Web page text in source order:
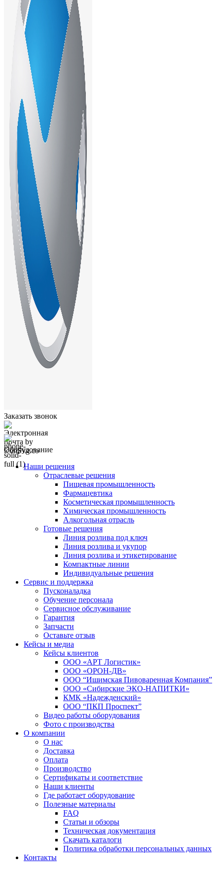
Заказать звонок
Оборудование
Наши решения
Отраслевые решения
Пищевая промышленность
Фармацевтика
Косметическая промышленность
Химическая промышленность
Алкогольная отрасль
Готовые решения
Линия розлива под ключ
Линия розлива и укупор
Линия розлива и этикетирование
Компактные линии
Индивидуальные решения
Сервис и поддержка
Пусконаладка
Обучение персонала
Сервисное обслуживание
Гарантия
Запчасти
Оставьте отзыв
Кейсы и медиа
Кейсы клиентов
ООО «АРТ Логистик»
ООО «ОРОН-ДВ»
ООО “Ишимская Пивоваренная Компания”
ООО «Сибирские ЭКО-НАПИТКИ»
КМК «Надежденский»
ООО “ПКП Проспект”
Видео работы оборудования
Фото с производства
О компании
О нас
Доставка
Оплата
Производство
Сертификаты и соответствие
Наши клиенты
Где работает оборудование
Полезные материалы
FAQ
Статьи и обзоры
Техническая документация
Скачать каталоги
Политика обработки персональных данных
Контакты